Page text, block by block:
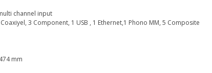
channel input
3 Component, 1 USB , 1 Ethernet,1 Phono MM, 5 Composite
mm